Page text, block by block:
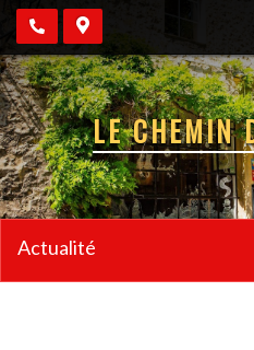
LE CHEMIN
Actualité